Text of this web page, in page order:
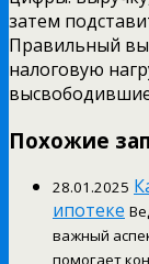
затем
Правильный
налоговую
Похожие
28.01.2025
ипотеке
важный
помогает